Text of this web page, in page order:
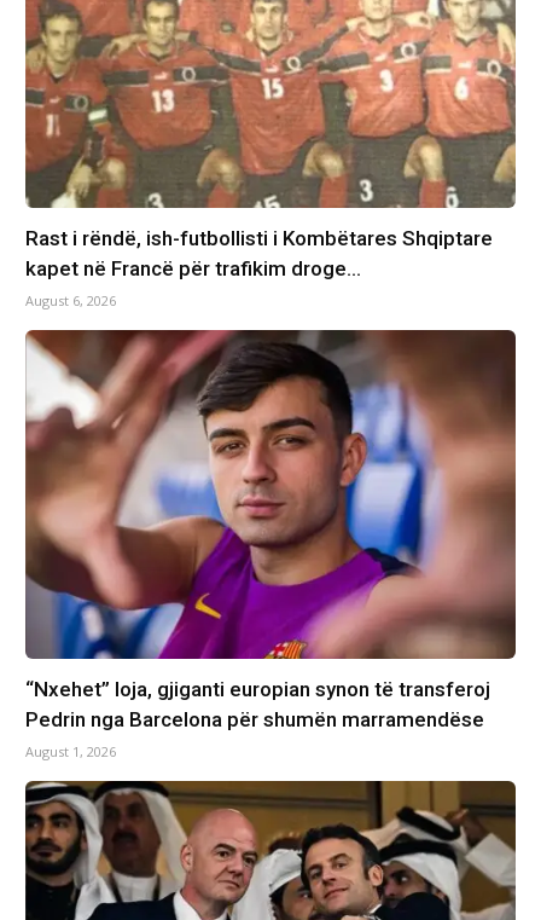
Rast i rëndë, ish-futbollisti i Kombëtares Shqiptare
kapet në Francë për trafikim droge…
August 6, 2026
“Nxehet” loja, gjiganti europian synon të transferoj
Pedrin nga Barcelona për shumën marramendëse
August 1, 2026